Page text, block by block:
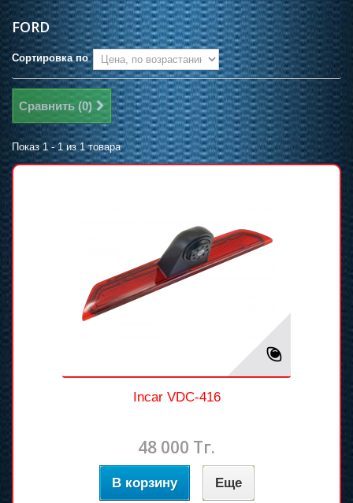
FORD
Сортировка по
Сравнить (0)
Показ 1 - 1 из 1 товара
Incar VDC-416
48 000 Тг.
В корзину Еще